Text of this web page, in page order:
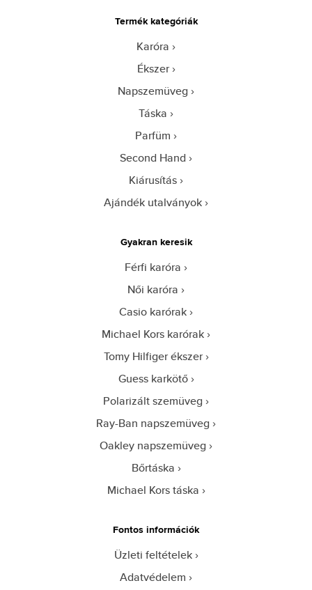
Termék kategóriák
Karóra
Ékszer
Napszemüveg
Táska
Parfüm
Second Hand
Kiárusítás
Ajándék utalványok
Gyakran keresik
Férfi karóra
Női karóra
Casio karórak
Michael Kors karórak
Tomy Hilfiger ékszer
Guess karkötő
Polarizált szemüveg
Ray-Ban napszemüveg
Oakley napszemüveg
Bőrtáska
Michael Kors táska
Fontos információk
Üzleti feltételek
Adatvédelem